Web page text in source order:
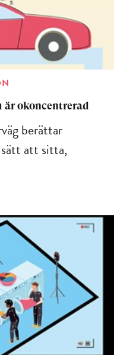
är okoncentrerad
berättar
att sitta,